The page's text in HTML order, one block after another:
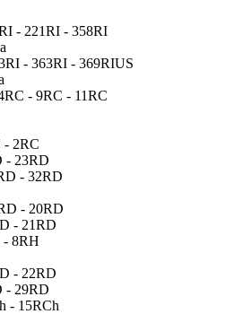
- 221RI - 358RI
- 363RI - 369RIUS
- 9RC - 11RC
- 2RC
- 23RD
- 32RD
- 20RD
- 21RD
- 8RH
- 22RD
- 29RD
- 15RCh